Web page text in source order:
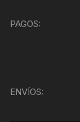
PAGOS:
ENVÍOS: